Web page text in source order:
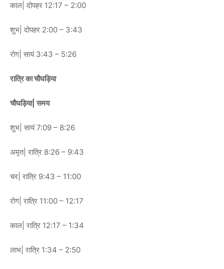
काल| दोपहर 12:17 – 2:00
शुभ| दोपहर 2:00 – 3:43
रोग| सायं 3:43 – 5:26
रात्रि का चौघड़िया
चौघड़िया| समय
शुभ| सायं 7:09 – 8:26
अमृत| रात्रि 8:26 – 9:43
चर| रात्रि 9:43 – 11:00
रोग| रात्रि 11:00 – 12:17
काल| रात्रि 12:17 – 1:34
लाभ| रात्रि 1:34 – 2:50